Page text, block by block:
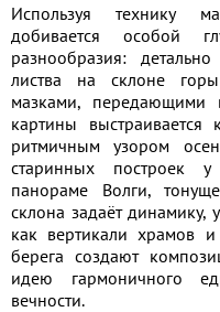
Используя технику
добивается особой
разнообразия:
листва на склоне
мазками, передающими
картины
ритмичным узором
старинных построек
панораме Волги,
склона задаёт динамику,
как вертикали храмов и
берега создают
идею гармоничного
вечности.